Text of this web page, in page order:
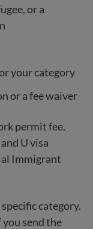
or a
your category
or a fee waiver
permit fee.
U visa
Immigrant
category.
send the